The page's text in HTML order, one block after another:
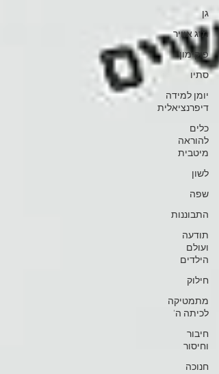
גן
מזג אוויר
פוקימון
סתיו
יומן למידה
דיפרנציאלית
כלים
להוראה
מיטבית
לשון
שפה
התבוננות
תודעה
ועולם
הילדים
חילוק
מתמטיקה
לכיתה ה'
חיבור
וחיסור
חנוכה